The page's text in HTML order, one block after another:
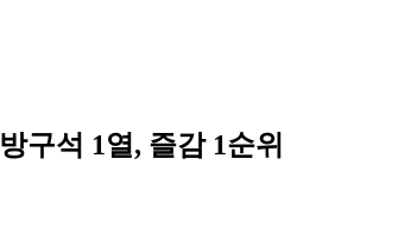
방구석 1열, 즐감 1순위